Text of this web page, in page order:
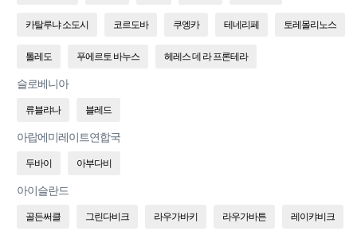
카탈루냐 소도시 코르도바 쿠엥카 테네리페 토레몰리노스
톨레도 푸에르토 바누스 헤레스 데 라 프론테라
슬로베니아
류블랴나 블레드
아랍에미레이트연합국
두바이 아부다비
아이슬란드
골든써클 그린다비크 라우가바키 라우가바튼 레이캬비크